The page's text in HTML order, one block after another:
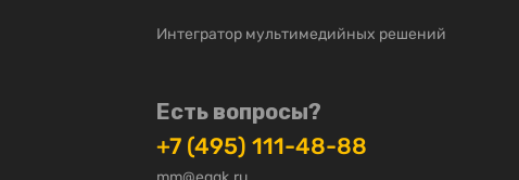
Интегратор мультимедийных решений
Есть вопросы?
+7 (495) 111-48-88